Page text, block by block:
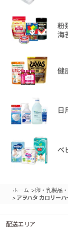
ホーム >卵・乳製品
> アヲハタ カロリーハ
配送エリア